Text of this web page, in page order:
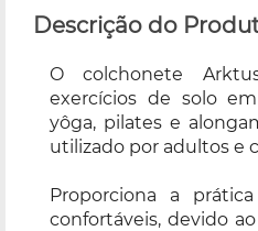
Descrição do
O colchonete
exercícios de solo
yôga, pilates e
utilizado por adultos e
Proporciona a
confortáveis, devido